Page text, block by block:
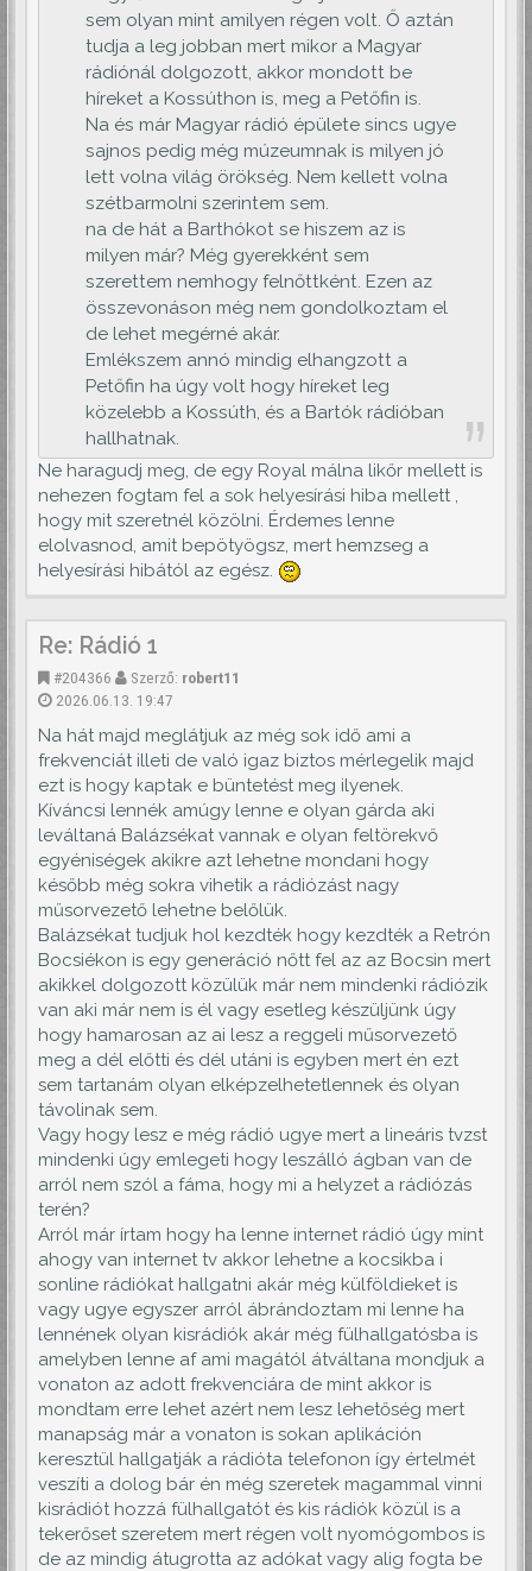
sem olyan mint amilyen régen volt. Ő aztán
tudja a leg jobban mert mikor a Magyar
rádiónál dolgozott, akkor mondott be
híreket a Kossúthon is, meg a Petőfin is.
Na és már Magyar rádió épülete sincs ugye
sajnos pedig még múzeumnak is milyen jó
lett volna világ örökség. Nem kellett volna
szétbarmolni szerintem sem.
na de hát a Barthókot se hiszem az is
milyen már? Még gyerekként sem
szerettem nemhogy felnőttként. Ezen az
összevonáson még nem gondolkoztam el
de lehet megérné akár.
Emlékszem annó mindig elhangzott a
Petőfin ha úgy volt hogy híreket leg
közelebb a Kossúth, és a Bartók rádióban
hallhatnak.
Ne haragudj meg, de egy Royal málna likőr mellett is
nehezen fogtam fel a sok helyesírási hiba mellett ,
hogy mit szeretnél közölni. Érdemes lenne
elolvasnod, amit bepötyögsz, mert hemzseg a
helyesírási hibától az egész.
Re: Rádió 1
#204366 Szerző: robert11
2026.06.13. 19:47
Na hát majd meglátjuk az még sok idő ami a
frekvenciát illeti de való igaz biztos mérlegelik majd
ezt is hogy kaptak e büntetést meg ilyenek.
Kíváncsi lennék amúgy lenne e olyan gárda aki
leváltaná Balázsékat vannak e olyan feltörekvő
egyéniségek akikre azt lehetne mondani hogy
később még sokra vihetik a rádiózást nagy
műsorvezető lehetne belőlük.
Balázsékat tudjuk hol kezdték hogy kezdték a Retrón
Bocsiékon is egy generáció nőtt fel az az Bocsin mert
akikkel dolgozott közülük már nem mindenki rádiózik
van aki már nem is él vagy esetleg készüljünk úgy
hogy hamarosan az ai lesz a reggeli műsorvezető
meg a dél előtti és dél utáni is egyben mert én ezt
sem tartanám olyan elképzelhetetlennek és olyan
távolinak sem.
Vagy hogy lesz e még rádió ugye mert a lineáris tvzst
mindenki úgy emlegeti hogy leszálló ágban van de
arról nem szól a fáma, hogy mi a helyzet a rádiózás
terén?
Arról már írtam hogy ha lenne internet rádió úgy mint
ahogy van internet tv akkor lehetne a kocsikba i
sonline rádiókat hallgatni akár még külföldieket is
vagy ugye egyszer arról ábrándoztam mi lenne ha
lennének olyan kisrádiók akár még fülhallgatósba is
amelyben lenne af ami magától átváltana mondjuk a
vonaton az adott frekvenciára de mint akkor is
mondtam erre lehet azért nem lesz lehetőség mert
manapság már a vonaton is sokan aplikáción
keresztül hallgatják a rádióta telefonon így értelmét
veszíti a dolog bár én még szeretek magammal vinni
kisrádiót hozzá fülhallgatót és kis rádiók közül is a
tekerőset szeretem mert régen volt nyomógombos is
de az mindig átugrotta az adókat vagy alig fogta be